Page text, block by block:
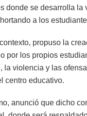
donde se desarrolla la
a los
propuso la
por los propios
la violencia y las
centro educativo.
anunció que dicho